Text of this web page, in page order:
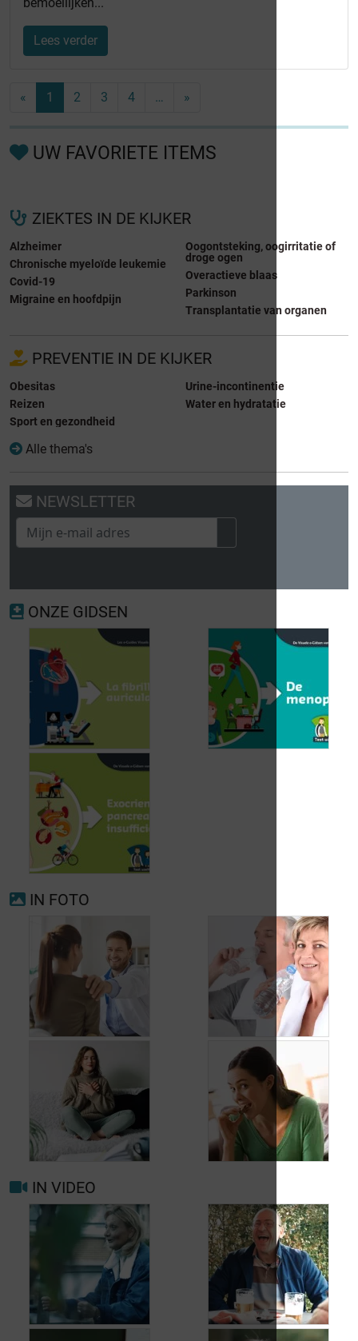
Lees verder
« 1 2 3 4 … »
UW FAVORIETE ITEMS
ZIEKTES IN DE KIJKER
Alzheimer
Chronische myeloïde leukemie
Covid-19
Migraine en hoofdpijn
Oogontsteking, oogirritatie of
droge ogen
Overactieve blaas
Parkinson
Transplantatie van organen
PREVENTIE IN DE KIJKER
Obesitas
Reizen
Sport en gezondheid
Urine-incontinentie
Water en hydratatie
Alle thema's
NEWSLETTER
ONZE GIDSEN
Voorkamerfibrillatie
Exocriene pancreas-
insufficiëntie
IN FOTO
Wanneer opnieuw
uw arts raadplegen
bij migraine of
hoofdpijn?
Hoofdpijn dagelijks
voorkomen
Beter leven met
migraine in het
dagelijks leven
Trigger- en
risicofactoren voor
migraine en
hoofdpijn
IN VIDEO